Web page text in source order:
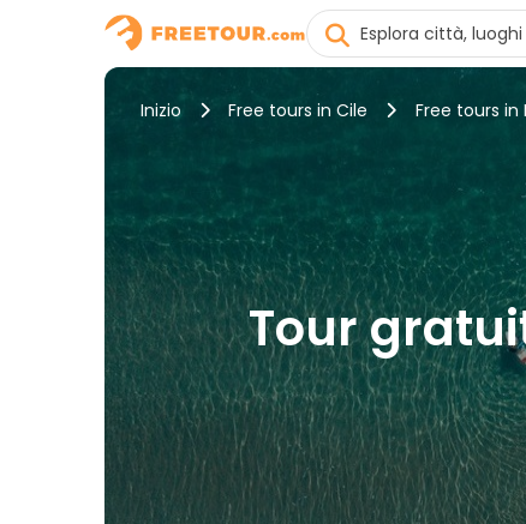
Inizio Free tours in Cile Free tours in
Tour